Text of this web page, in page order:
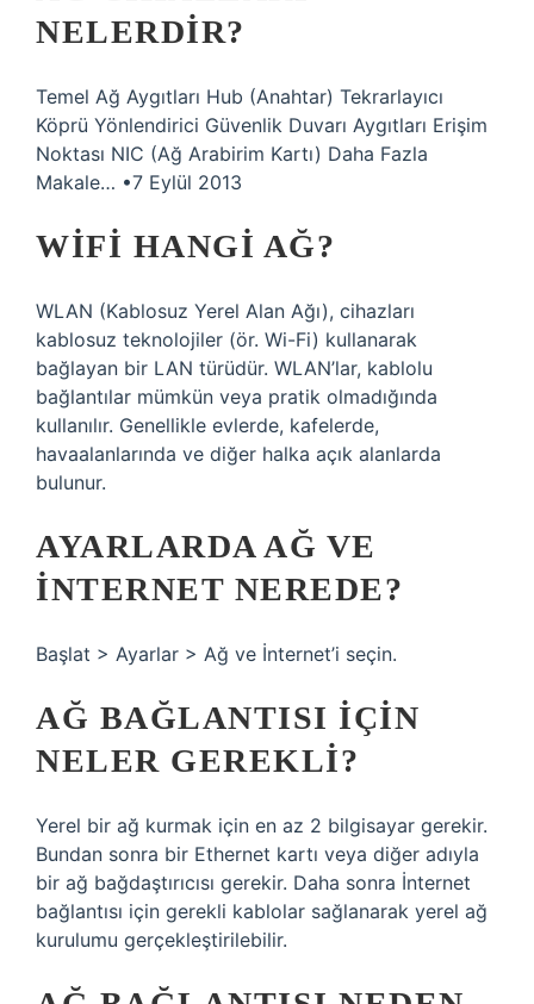
NELERDIR?
Temel Ağ Aygıtları Hub (Anahtar) Tekrarlayıcı
Köprü Yönlendirici Güvenlik Duvarı Aygıtları Erişim
Noktası NIC (Ağ Arabirim Kartı) Daha Fazla
Makale… •7 Eylül 2013
WIFI HANGI AĞ?
WLAN (Kablosuz Yerel Alan Ağı), cihazları
kablosuz teknolojiler (ör. Wi-Fi) kullanarak
bağlayan bir LAN türüdür. WLAN’lar, kablolu
bağlantılar mümkün veya pratik olmadığında
kullanılır. Genellikle evlerde, kafelerde,
havaalanlarında ve diğer halka açık alanlarda
bulunur.
AYARLARDA AĞ VE
INTERNET NEREDE?
Başlat > Ayarlar > Ağ ve İnternet’i seçin.
AĞ BAĞLANTISI IÇIN
NELER GEREKLI?
Yerel bir ağ kurmak için en az 2 bilgisayar gerekir.
Bundan sonra bir Ethernet kartı veya diğer adıyla
bir ağ bağdaştırıcısı gerekir. Daha sonra İnternet
bağlantısı için gerekli kablolar sağlanarak yerel ağ
kurulumu gerçekleştirilebilir.